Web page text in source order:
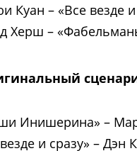
Куан – «Все везде
Херш –
Инишерина» –
и сразу» – Дэн